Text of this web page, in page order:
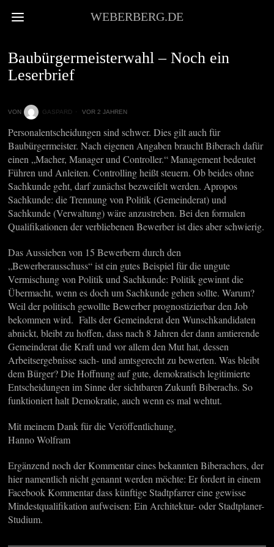
WEBERBERG.DE
Baubürgermeisterwahl – Noch ein
Leserbrief
VON GASPARD VOR 2 JAHREN
Personalentscheidungen sind schwer. Dies gilt auch für
Baubürgermeister. Nach eigenen Angaben braucht Biberach dafür
einen „Macher, Manager und Controller.“ Management bedeutet
Führen und Anleiten. Controlling heißt steuern. Ob beides ohne
Sachkunde geht, darf zunächst bezweifelt werden. Apropos
Sachkunde: die Trennung von Politik (Gemeinderat) und
Sachkunde (Verwaltung) wäre anzustreben. Bei den formalen
Qualifikationen der verbliebenen Bewerber ist dies aber schwierig.
Das Aussieben von 15 Bewerbern durch den
„Bewerberausschuss“ ist ein gutes Beispiel für die ungute
Vermischung von Politik und Sachkunde: Politik gewinnt die
Übermacht, wenn es doch um Sachkunde gehen sollte. Warum?
Weil der politisch gewollte Bewerber prognostizierbar den Job
bekommen wird. Falls der Gemeinderat den Wunschkandidaten
abnickt, bleibt zu hoffen, dass nach 8 Jahren der dann amtierende
Gemeinderat die Kraft und vor allem den Mut hat, dessen
Arbeitsergebnisse sach- und amtsgerecht zu bewerten. Was bleibt
dem Bürger? Die Hoffnung auf gute, demokratisch legitimierte
Entscheidungen im Sinne der sichtbaren Zukunft Biberachs. So
funktioniert halt Demokratie, auch wenn es mal wehtut.
Mit meinem Dank für die Veröffentlichung,
Hanno Wolfram
Ergänzend noch der Kommentar eines bekannten Biberachers, der
hier namentlich nicht genannt werden möchte: Er fordert in einem
Facebook Kommentar dass künftige Stadtpfarrer eine gewisse
Mindestqualifikation aufweisen: Ein Architektur- oder Stadtplaner-
Studium.